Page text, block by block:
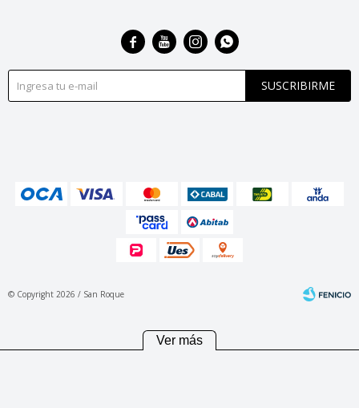
SUSCRIBIRME
   
© Copyright 2026 / San Roque
Ver más